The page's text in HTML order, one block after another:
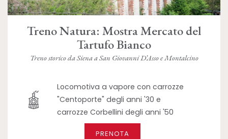
Treno Natura: Mostra Mercato del
Tartufo Bianco
Treno storico da Siena a San Giovanni D’Asso e Montalcino
Locomotiva a vapore con carrozze
"Centoporte" degli anni '30 e
carrozze Corbellini degli anni '50
PRENOTA